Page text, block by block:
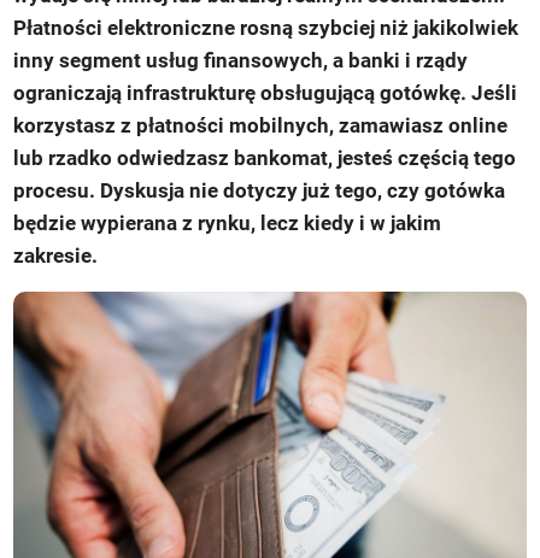
Płatności elektroniczne rosną szybciej niż jakikolwiek
inny segment usług finansowych, a banki i rządy
ograniczają infrastrukturę obsługującą gotówkę. Jeśli
korzystasz z płatności mobilnych, zamawiasz online
lub rzadko odwiedzasz bankomat, jesteś częścią tego
procesu. Dyskusja nie dotyczy już tego, czy gotówka
będzie wypierana z rynku, lecz kiedy i w jakim
zakresie.